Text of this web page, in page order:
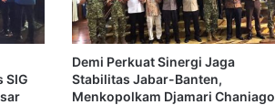
SIG
Demi Perkuat Sinergi Jaga
Stabilitas Jabar-Banten,
Menkopolkam Djamari Chaniago